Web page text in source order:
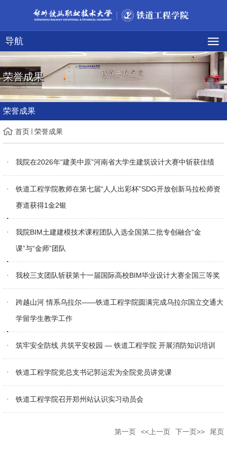
导航
荣誉成果
荣誉成果
首页 荣誉成果
我院在2026年“建美中原”河南省大学生建筑设计大赛中斩获佳绩
铁道工程学院教师在第七届“人人出彩杯”SDG开放创新马拉松师资
赛道获得1金2银
我院BIM土建建模技术课程团队入选全国第二批专创融合“金
课”与“金师”团队
我校三支团队斩获第十一届国际高校BIM毕业设计大赛全国三等奖
跨越山河 情系乌拉尔——铁道工程学院圆满完成乌拉尔国立交通大
学留学生教学工作
筑牢安全防线 共筑平安校园 — 铁道工程学院 开展消防知识培训
铁道工程学院党总支书记郭运宏为全院党员讲党课
铁道工程学院召开郑州站认识实习动员会
第一页 <<上一页 下一页>> 尾页